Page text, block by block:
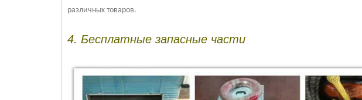
различных товаров.
4. Бесплатные запасные части